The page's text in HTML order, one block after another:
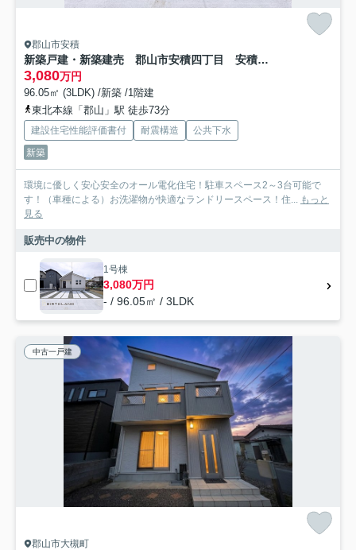
郡山市安積
新築戸建・新築建売 郡山市安積四丁目 安積第三小・安積第二中
3,080万円
96.05㎡ (3LDK) /新築 /1階建
東北本線「郡山」駅 徒歩73分
建設住宅性能評価書付 耐震構造
公共下水
新築
環境に優しく安心安全のオール電化住宅！駐車スペース2～3台可能で
す！（車種による）お洗濯物が快適なランドリースペース！住...
もっと
見る
販売中の物件
1号棟
3,080万円
- / 96.05㎡ / 3LDK
中古一戸建
郡山市大槻町